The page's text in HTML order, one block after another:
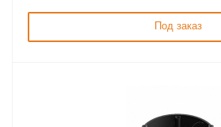
Под заказ